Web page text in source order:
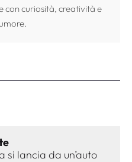
con curiosità, creatività e
si lancia da un’auto